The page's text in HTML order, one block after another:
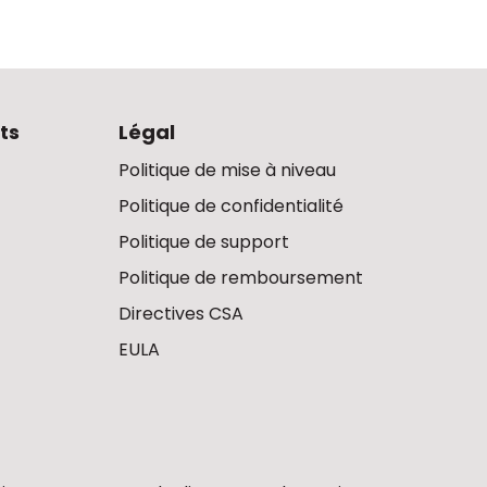
Légal
Politique de mise à niveau
Politique de confidentialité
Politique de support
Politique de remboursement
Directives CSA
EULA